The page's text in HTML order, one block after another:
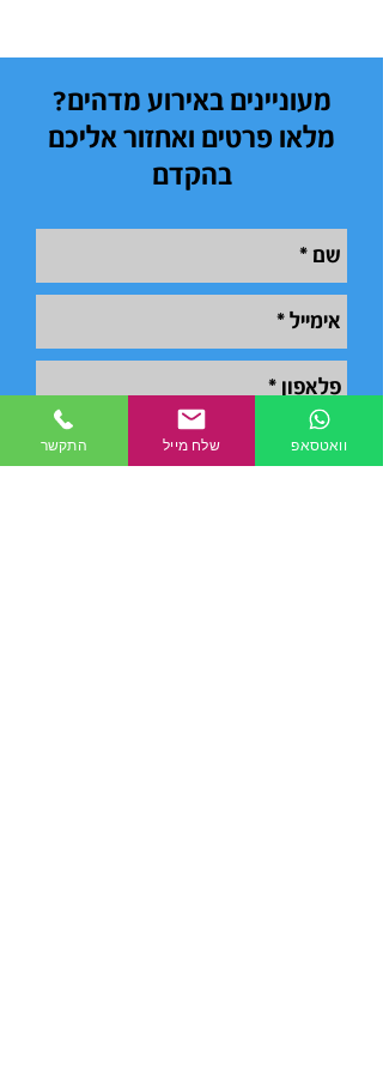
מעוניינים באירוע מדהים?
מלאו פרטים ואחזור אליכם
בהקדם
התקשר שלח מייל וואטסאפ